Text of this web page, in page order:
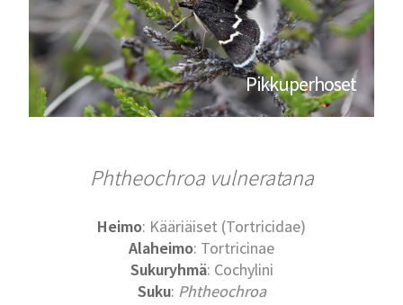
Pikkuperhoset
Phtheochroa vulneratana
Heimo: Kääriäiset (Tortricidae)
Alaheimo: Tortricinae
Sukuryhmä: Cochylini
Suku: Phtheochroa